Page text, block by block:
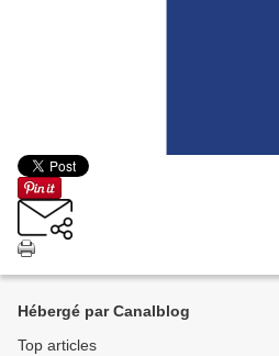
Hébergé par Canalblog
Top articles